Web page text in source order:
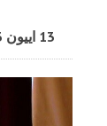
13 اییون 13:13